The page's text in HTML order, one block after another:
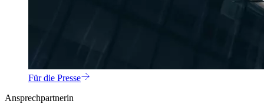
Für die Presse
Ansprechpartnerin